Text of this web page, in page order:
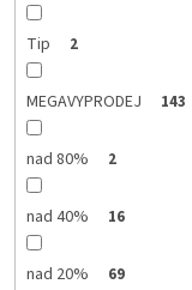
Tip 2
MEGAVYPRODEJ 143
nad 80% 2
nad 40% 16
nad 20% 69